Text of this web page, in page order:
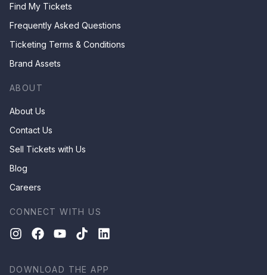
Find My Tickets
Frequently Asked Questions
Ticketing Terms & Conditions
Brand Assets
ABOUT
About Us
Contact Us
Sell Tickets with Us
Blog
Careers
CONNECT WITH US
DOWNLOAD THE APP